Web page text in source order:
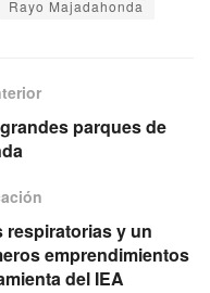
Rayo Majadahonda
parques de
respiratorias y un
emprendimientos
del IEA